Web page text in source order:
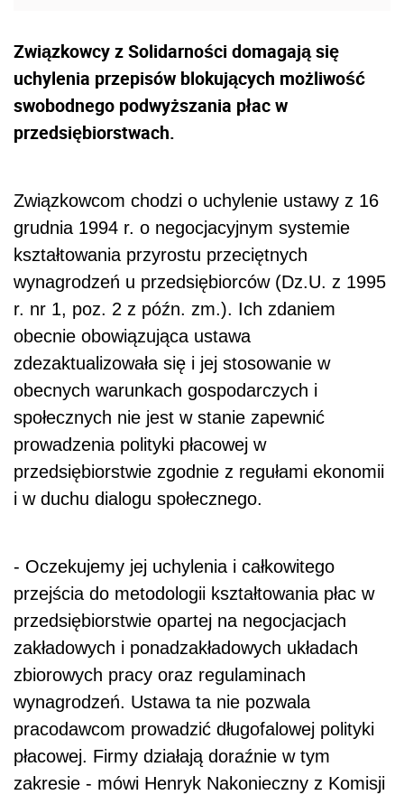
Związkowcy z Solidarności domagają się
uchylenia przepisów blokujących możliwość
swobodnego podwyższania płac w
przedsiębiorstwach.
Związkowcom chodzi o uchylenie ustawy z 16
grudnia 1994 r. o negocjacyjnym systemie
kształtowania przyrostu przeciętnych
wynagrodzeń u przedsiębiorców (Dz.U. z 1995
r. nr 1, poz. 2 z późn. zm.). Ich zdaniem
obecnie obowiązująca ustawa
zdezaktualizowała się i jej stosowanie w
obecnych warunkach gospodarczych i
społecznych nie jest w stanie zapewnić
prowadzenia polityki płacowej w
przedsiębiorstwie zgodnie z regułami ekonomii
i w duchu dialogu społecznego.
- Oczekujemy jej uchylenia i całkowitego
przejścia do metodologii kształtowania płac w
przedsiębiorstwie opartej na negocjacjach
zakładowych i ponadzakładowych układach
zbiorowych pracy oraz regulaminach
wynagrodzeń. Ustawa ta nie pozwala
pracodawcom prowadzić długofalowej polityki
płacowej. Firmy działają doraźnie w tym
zakresie - mówi Henryk Nakonieczny z Komisji